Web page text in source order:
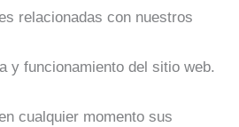
relacionadas con nuestros
y funcionamiento del sitio web.
cualquier momento sus